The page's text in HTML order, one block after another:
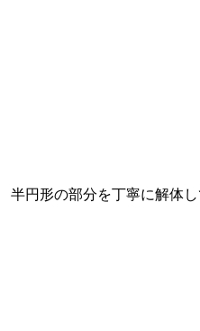
半円形の部分を丁寧に解体し